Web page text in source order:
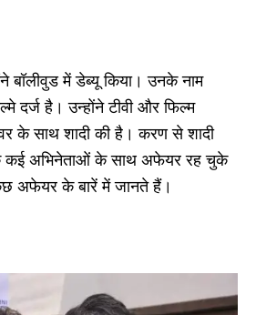
बॉलीवुड में डेब्यू किया। उनके नाम
दर्ज है। उन्होंने टीवी और फिल्म
के साथ शादी की है। करण से शादी
कई अभिनेताओं के साथ अफेयर रह चुके
अफेयर के बारें में जानते हैं।